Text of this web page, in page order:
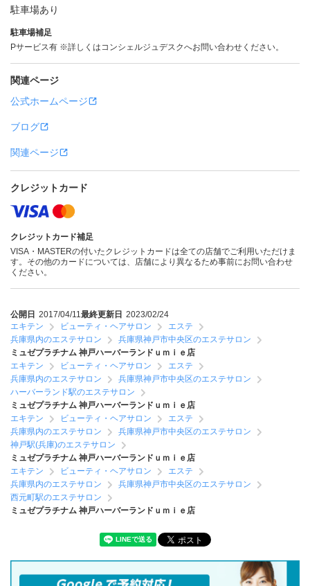
駐車場あり
駐車場補足
Pサービス有 ※詳しくはコンシェルジュデスクへお問い合わせください。
関連ページ
公式ホームページ
ブログ
関連ページ
クレジットカード
クレジットカード補足
VISA・MASTERの付いたクレジットカードは全ての店舗でご利用いただけま
す。その他のカードについては、店舗により異なるため事前にお問い合わせ
ください。
公開日 2017/04/11最終更新日 2023/02/24
エキテン
ビューティ・ヘアサロン
エステ
兵庫県内のエステサロン
兵庫県神戸市中央区のエステサロン
ミュゼプラチナム 神戸ハーバーランドｕｍｉｅ店
エキテン
ビューティ・ヘアサロン
エステ
兵庫県内のエステサロン
兵庫県神戸市中央区のエステサロン
ハーバーランド駅のエステサロン
ミュゼプラチナム 神戸ハーバーランドｕｍｉｅ店
エキテン
ビューティ・ヘアサロン
エステ
兵庫県内のエステサロン
兵庫県神戸市中央区のエステサロン
神戸駅(兵庫)のエステサロン
ミュゼプラチナム 神戸ハーバーランドｕｍｉｅ店
エキテン
ビューティ・ヘアサロン
エステ
兵庫県内のエステサロン
兵庫県神戸市中央区のエステサロン
西元町駅のエステサロン
ミュゼプラチナム 神戸ハーバーランドｕｍｉｅ店